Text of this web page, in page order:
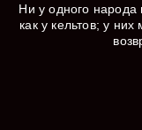
Ни у одного народа
как у кельтов; у